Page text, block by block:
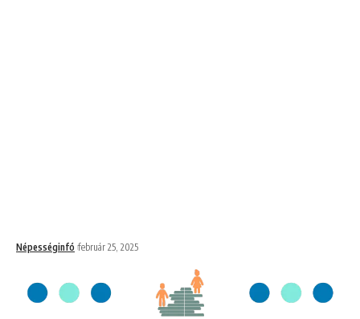
Népességinfó február 25, 2025